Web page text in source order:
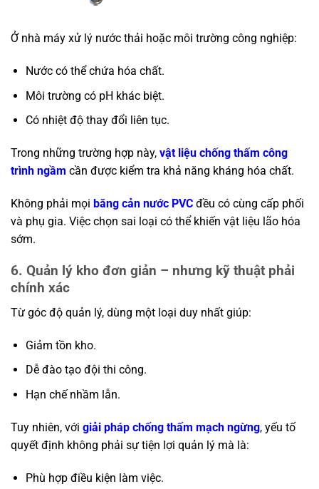
Ở nhà máy xử lý nước thải hoặc môi trường công nghiệp:
Nước có thể chứa hóa chất.
Môi trường có pH khác biệt.
Có nhiệt độ thay đổi liên tục.
Trong những trường hợp này, vật liệu chống thấm công
trình ngầm cần được kiểm tra khả năng kháng hóa chất.
Không phải mọi băng cản nước PVC đều có cùng cấp phối
và phụ gia. Việc chọn sai loại có thể khiến vật liệu lão hóa
sớm.
6. Quản lý kho đơn giản – nhưng kỹ thuật phải
chính xác
Từ góc độ quản lý, dùng một loại duy nhất giúp:
Giảm tồn kho.
Dễ đào tạo đội thi công.
Hạn chế nhầm lẫn.
Tuy nhiên, với giải pháp chống thấm mạch ngừng, yếu tố
quyết định không phải sự tiện lợi quản lý mà là:
Phù hợp điều kiện làm việc.